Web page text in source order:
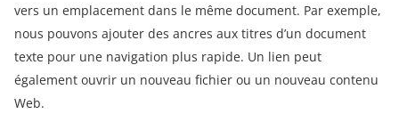
vers un emplacement dans le même document. Par exemple,
nous pouvons ajouter des ancres aux titres d’un document
texte pour une navigation plus rapide. Un lien peut
également ouvrir un nouveau fichier ou un nouveau contenu
Web.